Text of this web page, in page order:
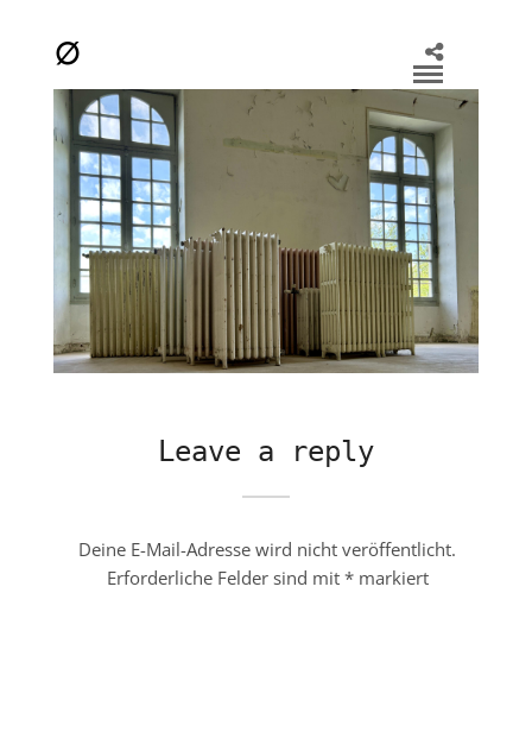
Leave a reply
Deine E-Mail-Adresse wird nicht veröffentlicht.
Erforderliche Felder sind mit *markiert